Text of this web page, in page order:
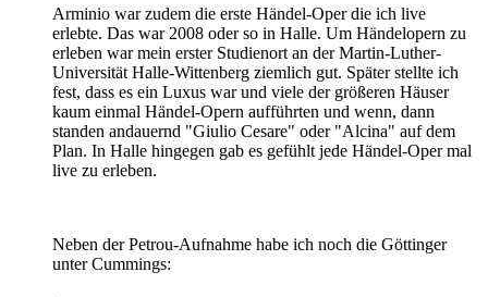
Arminio war zudem die erste Händel-Oper die ich live
erlebte. Das war 2008 oder so in Halle. Um Händelopern zu
erleben war mein erster Studienort an der Martin-Luther-
Universität Halle-Wittenberg ziemlich gut. Später stellte ich
fest, dass es ein Luxus war und viele der größeren Häuser
kaum einmal Händel-Opern aufführten und wenn, dann
standen andauernd "Giulio Cesare" oder "Alcina" auf dem
Plan. In Halle hingegen gab es gefühlt jede Händel-Oper mal
live zu erleben.
Neben der Petrou-Aufnahme habe ich noch die Göttinger
unter Cummings: